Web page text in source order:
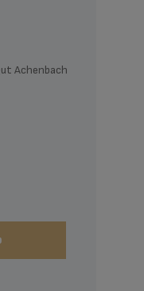
Achenbach
Wert ein